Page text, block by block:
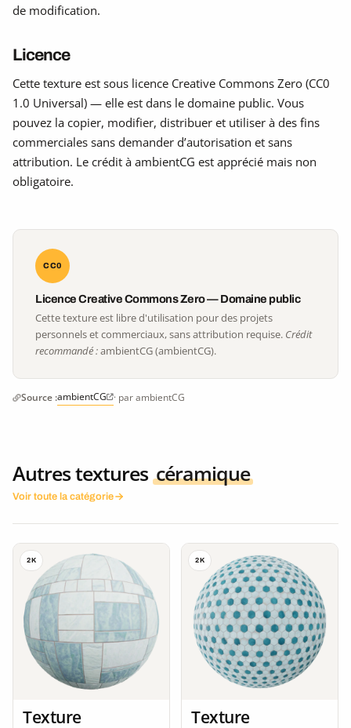
de modification.
Licence
Cette texture est sous licence Creative Commons Zero (CC0
1.0 Universal) — elle est dans le domaine public. Vous
pouvez la copier, modifier, distribuer et utiliser à des fins
commerciales sans demander d’autorisation et sans
attribution. Le crédit à ambientCG est apprécié mais non
obligatoire.
CC0
Licence Creative Commons Zero — Domaine public
Cette texture est libre d'utilisation pour des projets
personnels et commerciaux, sans attribution requise. Crédit
recommandé :ambientCG (ambientCG).
Source :ambientCG · par ambientCG
Autres textures céramique
Voir toute la catégorie
2K
Texture
2K
Texture